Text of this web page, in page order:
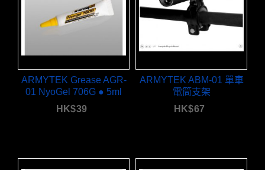
ARMYTEK Grease AGR-
01 NyoGel 706G ● 5ml
HK$39
ARMYTEK ABM-01 單車
電筒支架
HK$67